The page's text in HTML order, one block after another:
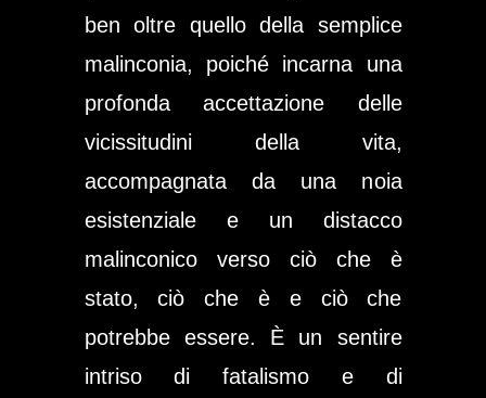
ben oltre quello della semplice
malinconia, poiché incarna una
profonda accettazione delle
vicissitudini della vita,
accompagnata da una noia
esistenziale e un distacco
malinconico verso ciò che è
stato, ciò che è e ciò che
potrebbe essere. È un sentire
intriso di fatalismo e di